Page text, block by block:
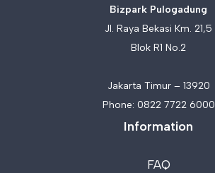
Bizpark Pulogadung
Jl. Raya Bekasi Km. 21,5
Blok R1 No.2
Jakarta Timur – 13920
Phone: 0822 7722 6000
Information
FAQ